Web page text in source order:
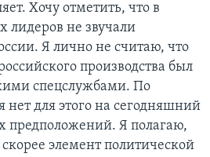
Хочу отметить, что в
лидеров не звучали
Я лично не считаю, что
производства был
спецслужбами. По
для этого на сегодняшний
предположений. Я полагаю,
скорее элемент политической